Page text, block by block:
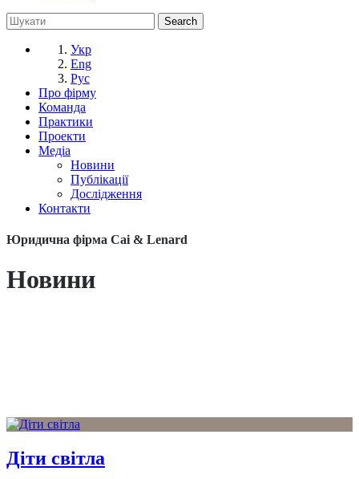
Укр
Eng
Рус
Про фірму
Команда
Практики
Проекти
Медіа
Новини
Публікації
Дослідження
Контакти
Юридична фірма Cai & Lenard
Новини
Діти світла